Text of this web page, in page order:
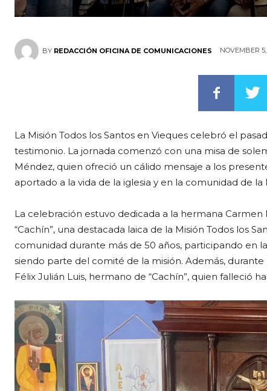
BY REDACCIÓN OFICINA DE COMUNICACIONES NOVEMBER
La Misión Todos los Santos en Vieques celebró el
testimonio. La jornada comenzó con una misa de
Méndez, quien ofreció un cálido mensaje a los
aportado a la vida de la iglesia y en la comunidad de la
La celebración estuvo dedicada a la hermana
“Cachín”, una destacada laica de la Misión Todos los
comunidad durante más de 50 años, participando en
siendo parte del comité de la misión. Además,
Félix Julián Luis, hermano de “Cachín”, quien falleció